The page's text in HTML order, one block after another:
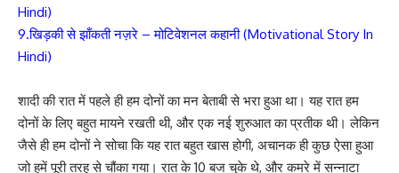
Hindi)
9.खिड़की से झाँकती नज़रे – मोटिवेशनल कहानी (Motivational Story In
Hindi)
शादी की रात में पहले ही हम दोनों का मन बेताबी से भरा हुआ था। यह रात हम
दोनों के लिए बहुत मायने रखती थी, और एक नई शुरुआत का प्रतीक थी। लेकिन
जैसे ही हम दोनों ने सोचा कि यह रात बहुत खास होगी, अचानक ही कुछ ऐसा हुआ
जो हमें पूरी तरह से चौंका गया। रात के 10 बज चुके थे, और कमरे में सन्नाटा